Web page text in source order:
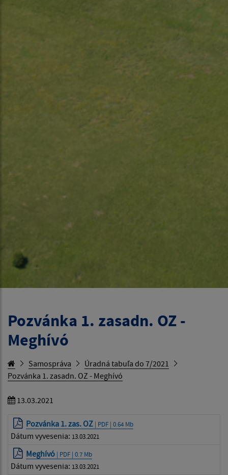
Pozvánka 1. zasadn. OZ -
Meghívó
Samospráva
Úradná tabuľa do 7/2021
Pozvánka 1. zasadn. OZ - Meghívó
13.03.2021
Pozvánka 1. zas. OZ | PDF | 0.64 Mb
Dátum vyvesenia: 13.03.2021
Meghívó | PDF | 0.7 Mb
Dátum vyvesenia: 13.03.2021